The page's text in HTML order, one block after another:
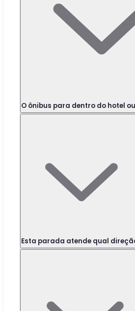
O ônibus para dentro do hotel
Esta parada atende qual